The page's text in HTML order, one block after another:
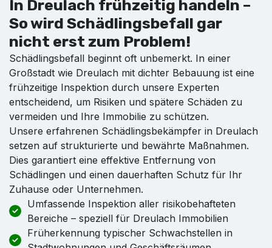
In Dreulach frühzeitig handeln –
So wird Schädlingsbefall gar
nicht erst zum Problem!
Schädlingsbefall beginnt oft unbemerkt. In einer
Großstadt wie Dreulach mit dichter Bebauung ist eine
frühzeitige Inspektion durch unsere Experten
entscheidend, um Risiken und spätere Schäden zu
vermeiden und Ihre Immobilie zu schützen.
Unsere erfahrenen Schädlingsbekämpfer in Dreulach
setzen auf strukturierte und bewährte Maßnahmen.
Dies garantiert eine effektive Entfernung von
Schädlingen und einen dauerhaften Schutz für Ihr
Zuhause oder Unternehmen.
Umfassende Inspektion aller risikobehafteten
Bereiche – speziell für Dreulach Immobilien
Früherkennung typischer Schwachstellen in